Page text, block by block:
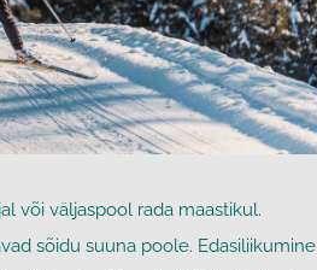
või väljaspool rada maastikul.
sõidu suuna poole. Edasiliikumine